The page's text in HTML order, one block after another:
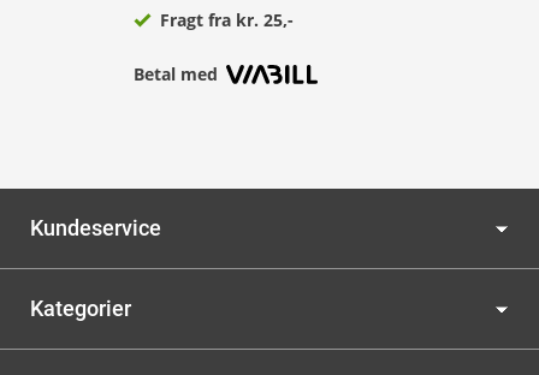
Fragt fra kr. 25,-
Betal med
Kundeservice
Kategorier